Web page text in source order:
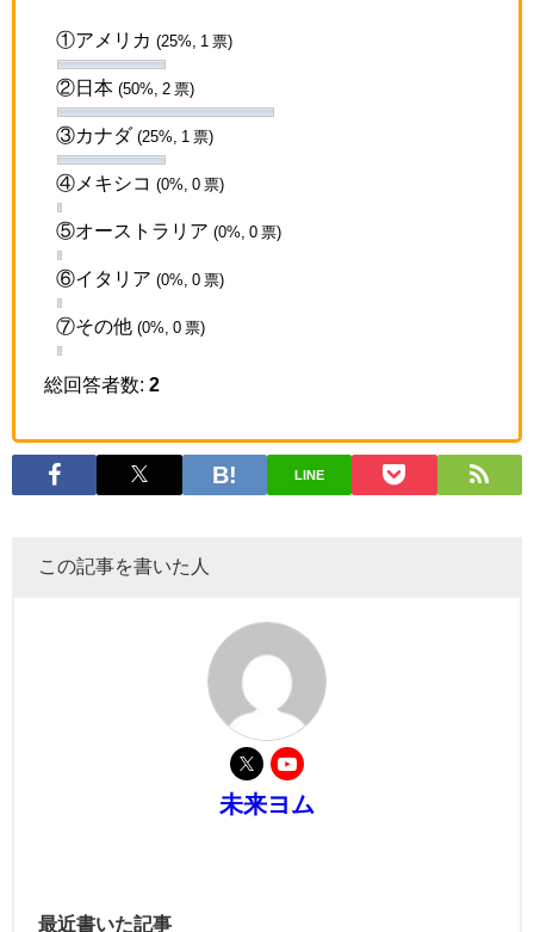
①アメリカ (25%, 1 票)
②日本 (50%, 2 票)
③カナダ (25%, 1 票)
④メキシコ (0%, 0 票)
⑤オーストラリア (0%, 0 票)
⑥イタリア (0%, 0 票)
⑦その他 (0%, 0 票)
総回答者数: 2
LINE
この記事を書いた人
未来ヨム
最近書いた記事